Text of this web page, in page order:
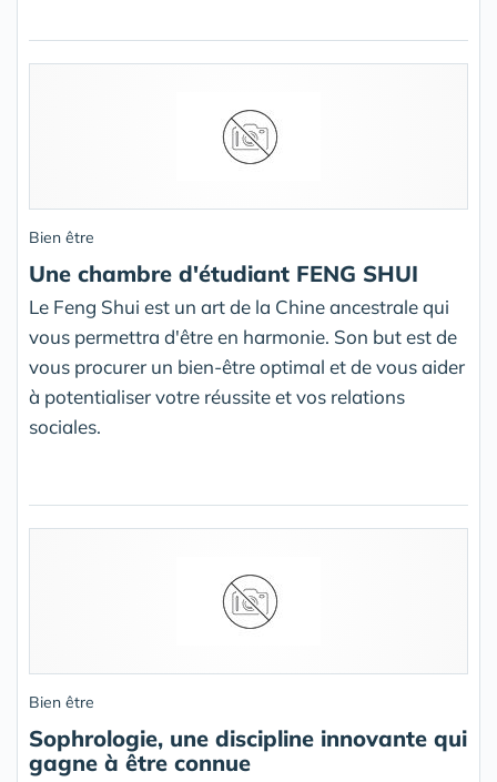
Bien être
Une chambre d'étudiant FENG SHUI
Le Feng Shui est un art de la Chine ancestrale qui
vous permettra d'être en harmonie. Son but est de
vous procurer un bien-être optimal et de vous aider
à potentialiser votre réussite et vos relations
sociales.
Bien être
Sophrologie, une discipline innovante qui
gagne à être connue